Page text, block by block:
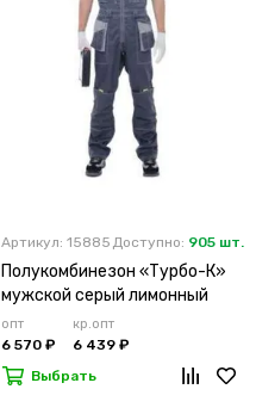
Артикул: 15885 Доступно: 905 шт.
Полукомбинезон «Турбо-К»
мужской серый лимонный
опт
6 570 ₽
кр.опт
6 439 ₽
Выбрать